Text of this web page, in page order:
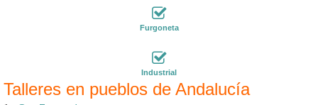
Furgoneta
Industrial
Talleres en pueblos de Andalucía